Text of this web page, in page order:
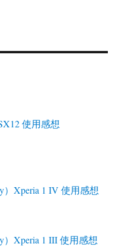
使用感想
Xperia 1 IV 使用感想
Xperia 1 III 使用感想